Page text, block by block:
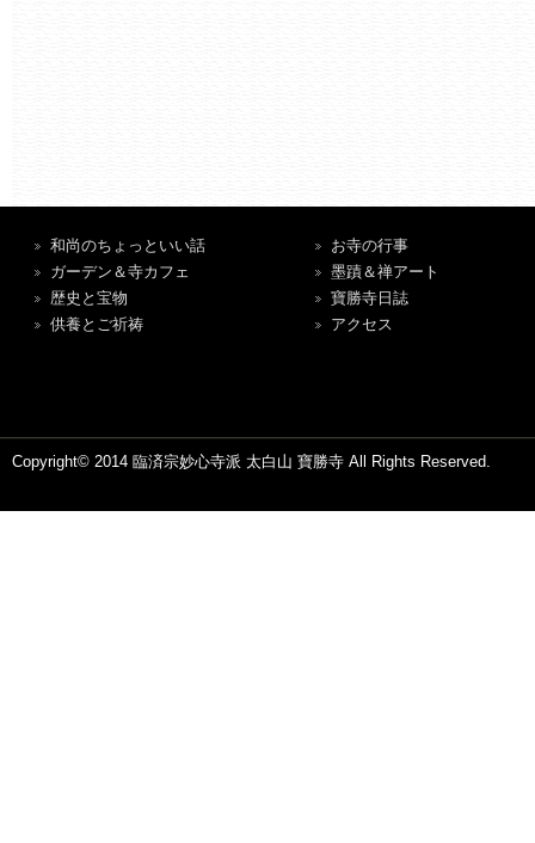
和尚のちょっといい話
ガーデン＆寺カフェ
歴史と宝物
供養とご祈祷
お寺の行事
墨蹟＆禅アート
寶勝寺日誌
アクセス
Copyright© 2014 臨済宗妙心寺派 太白山 寶勝寺 All Rights Reserved.